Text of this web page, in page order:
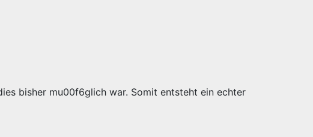
bisher mu00f6glich war. Somit entsteht ein echter